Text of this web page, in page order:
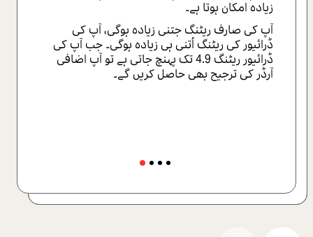
زیادہ امکان ہوتا ہے۔
آپ کی صارف ریٹنگ جتنی زیادہ ہوگی، آپ کی
ڈرائیور کی ریٹنگ اُتنی ہی زیادہ ہوگی۔ جب آپ کی
ڈرائیور ریٹنگ 4.9 تک پہنچ جاتی ہے تو آپ اضافی
آرڈر کی ترجیح بھی حاصل کریں گے۔
آپ اضافی ترجیحی پوائنٹس حاصل کرسکتے ہیں اگر
آپ: — اپنی گاڑی کو برانڈ کریں یا لائٹ باکس کا
استعمال کریں- اچھے لیول برقرار رکھیں- انعامات
کے پروگرام میں اچھے لیول کو حاصل کریں-
Pathfinder کا استعمال کریں- طویل مدت سے
سروس کے لئے آرڈر مکمل کریں